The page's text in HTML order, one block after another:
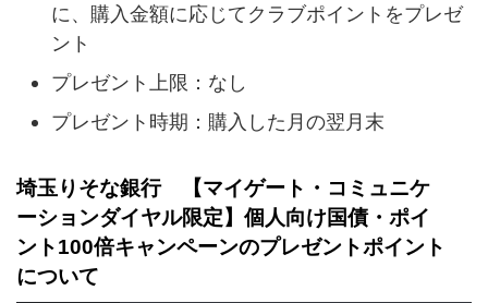
に、購入金額に応じてクラブポイントをプレゼ
ント
プレゼント上限：なし
プレゼント時期：購入した月の翌月末
埼玉りそな銀行 【マイゲート・コミュニケ
ーションダイヤル限定】個人向け国債・ポイ
ント100倍キャンペーンのプレゼントポイント
について